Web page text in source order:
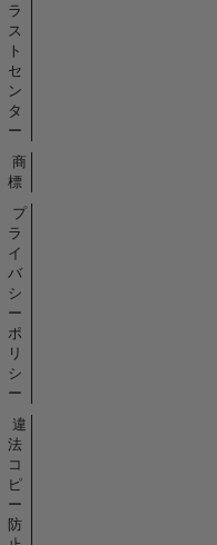
ラ
ス
ト
セ
ン
タ
ー
商
標
プ
ラ
イ
バ
シ
ー
ポ
リ
シ
ー
違
法
コ
ピ
ー
防